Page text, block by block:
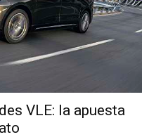
VLE: la apuesta